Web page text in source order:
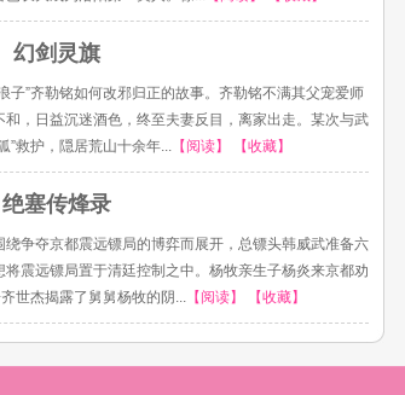
幻剑灵旗
子”齐勒铭如何改邪归正的故事。齐勒铭不满其父宠爱师
，日益沉迷酒色，终至夫妻反目，离家出走。某次与武
”救护，隠居荒山十余年... 【阅读】 【收藏】
绝塞传烽录
争夺京都震远镖局的博弈而展开，总镖头韩威武准备六
震远镖局置于清廷控制之中。杨牧亲生子杨炎来京都劝
世杰揭露了舅舅杨牧的阴... 【阅读】 【收藏】